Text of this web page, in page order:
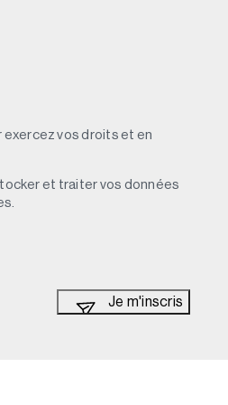
exercez vos droits et en
et traiter vos données